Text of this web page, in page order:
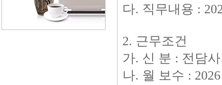
다. 직무내용 :
2. 근무조건
가. 신 분 : 전담
나. 월 보수 :